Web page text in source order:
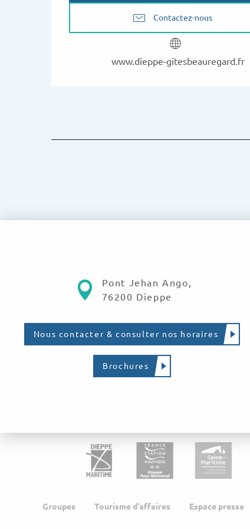
Contactez-nous
www.dieppe-gitesbeauregard.fr
Pont Jehan Ango,
76200 Dieppe
Nous contacter & consulter nos horaires
Brochures
Groupes Tourisme d'affaires Espace presse